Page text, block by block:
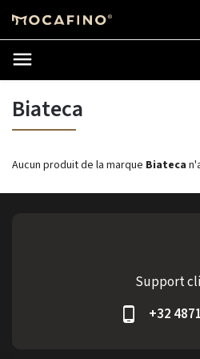
Biateca
Aucun produit de la marque Biateca
Support
+32